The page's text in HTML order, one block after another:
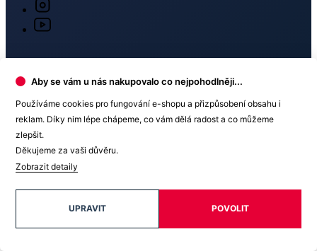
Newsletter
Získejte slevy jen pro přihlášené, buďte informováni o akcích.
Váš e-mail
Aby se vám u nás nakupovalo co nejpohodlněji...
Používáme cookies pro fungování e-shopu a přizpůsobení obsahu i
reklam. Díky nim lépe chápeme, co vám dělá radost a co můžeme
zlepšit.
Děkujeme za vaši důvěru.
Zobrazit detaily
POVOLIT
UPRAVIT